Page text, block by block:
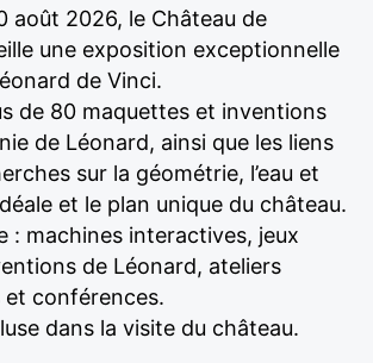
août 2026, le Château de
une exposition exceptionnelle
de Vinci.
de 80 maquettes et inventions
de Léonard, ainsi que les liens
sur la géométrie, l’eau et
et le plan unique du château.
: machines interactives, jeux
de Léonard, ateliers
et conférences.
dans la visite du château.